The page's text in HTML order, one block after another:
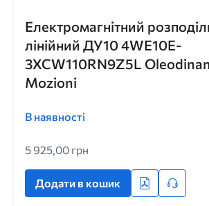
Електромагнітний
лінійний ДУ10 4WE10E-
3XCW110RN9Z5L
Mozioni
В наявності
5 925,00 грн
Додати в кошик